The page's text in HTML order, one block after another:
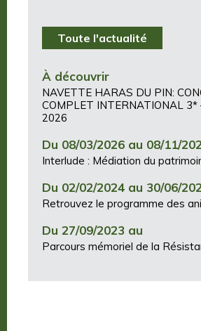
Toute l'actualité
À découvrir
NAVETTE HARAS DU PIN:
COMPLET INTERNATIONAL 3*
2026
Du 08/03/2026 au 08/11/
Interlude : Médiation du
Du 02/02/2024 au 30/06/
Retrouvez le programme des
Du 27/09/2023 au
Parcours mémoriel de la